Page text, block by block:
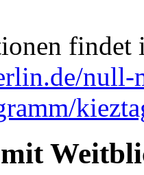
findet
null-